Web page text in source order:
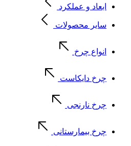
ابعاد و عملکرد
سایر محصولات
انواع چرخ
چرخ دایکاست
چرخ نارنجی
چرخ بیمارستانی